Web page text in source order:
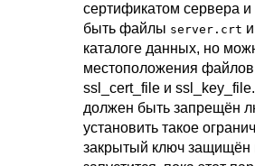
сертификатом сервера
быть файлы server.crt и
каталоге данных, но
местоположения
ssl_cert_file и ssl_key_file
должен быть запрещён
установить такое
закрытый ключ защищён